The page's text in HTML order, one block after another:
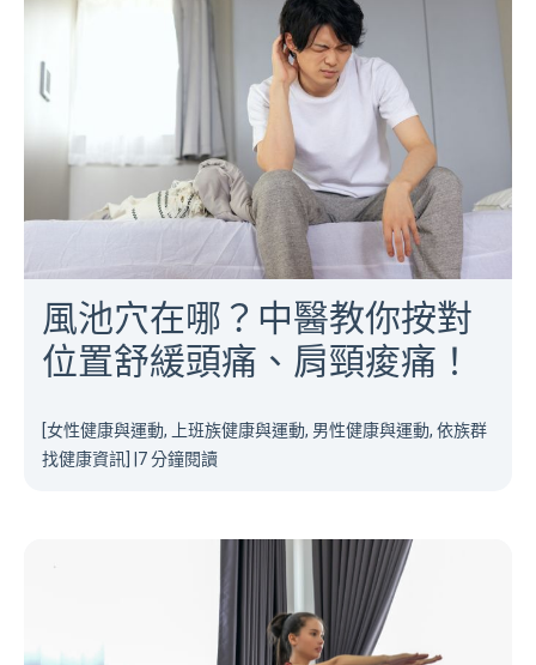
風池穴在哪？中醫教你按對
位置舒緩頭痛、肩頸痠痛！
[女性健康與運動, 上班族健康與運動, 男性健康與運動, 依族群
找健康資訊]
7 分鐘閱讀